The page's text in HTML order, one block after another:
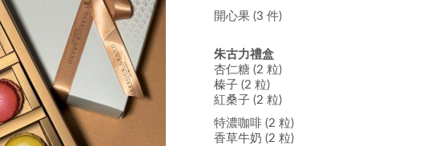
開心果 (3 件)
朱古力禮盒
杏仁糖 (2 粒)
榛子 (2 粒)
紅桑子 (2 粒)
特濃咖啡 (2 粒)
香草牛奶 (2 粒)